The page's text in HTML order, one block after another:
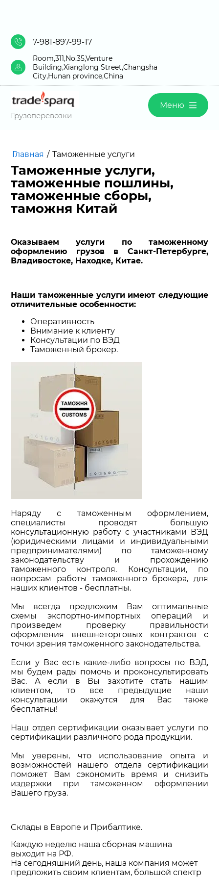
7-981-897-99-17
Room,311,No.35,Venture
Building,Xianglong Street,Changsha
City,Hunan province,China
Грузоперевозки
Меню
Главная / Таможенные услуги
Таможенные услуги,
таможенные пошлины,
таможенные сборы,
таможня Китай
Оказываем услуги по таможенному
оформлению грузов в Санкт-Петербурге,
Владивостоке, Находке, Китае.
Наши таможенные услуги имеют следующие
отличительные особенности:
Оперативность
Внимание к клиенту
Консультации по ВЭД
Таможенный брокер.
Наряду с таможенным оформлением,
специалисты проводят большую
консультационную работу с участниками ВЭД
(юридическими лицами и индивидуальными
предпринимателями) по таможенному
законодательству и прохождению
таможенного контроля. Консультации, по
вопросам работы таможенного брокера, для
наших клиентов - бесплатны.
Мы всегда предложим Вам оптимальные
схемы экспортно-импортных операций и
произведем проверку правильности
оформления внешнеторговых контрактов с
точки зрения таможенного законодательства.
Если у Вас есть какие-либо вопросы по ВЭД,
мы будем рады помочь и проконсультировать
Вас. А если в Вы захотите стать нашим
клиентом, то все предыдущие наши
консультации окажутся для Вас также
бесплатны!
Наш отдел сертификации оказывает услуги по
сертификации различного рода продукции.
Мы уверены, что использование опыта и
возможностей нашего отдела сертификации
поможет Вам сэкономить время и снизить
издержки при таможенном оформлении
Вашего груза.
Cклады в Европе и Прибалтике.
Каждую неделю наша сборная машина
выходит на РФ.
На сегодняшний день, наша компания может
предложить своим клиентам, большой спектр